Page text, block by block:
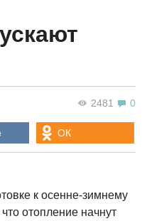
2481 0
ОК
к осенне-зимнему
отопление начнут